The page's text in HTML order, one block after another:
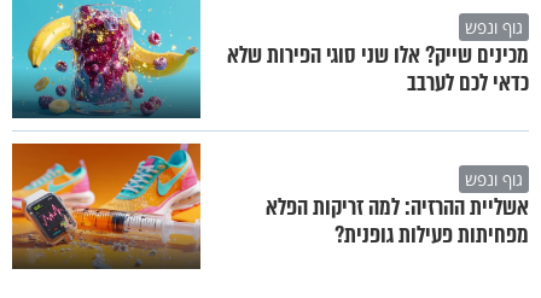
גוף ונפש
מכינים שייק? אלו שני סוגי הפירות שלא
כדאי לכם לערבב
גוף ונפש
אשליית ההרזיה: למה זריקות הפלא
מפחיתות פעילות גופנית?